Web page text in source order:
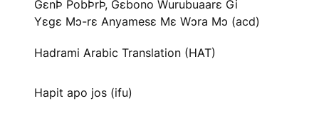
GɛnÞ PobÞrÞ, Gɛbono Wurubuaarɛ Gi
Yɛgɛ Mɔ-rɛ Anyamesɛ Mɛ Wɔra Mɔ (acd)
Hadrami Arabic Translation (HAT)
Hapit apo jos (ifu)